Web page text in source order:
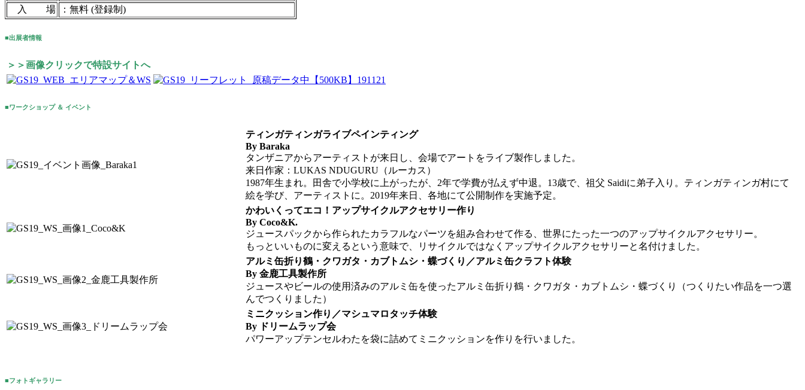
入 場
：無料 (登録制)
■出展者情報
＞＞画像クリックで特設サイトへ
■ワークショップ ＆ イベント
ティンガティンガライブペインティング
By Baraka
タンザニアからアーティストが来日し、会場でアートをライブ製作しました。
来日作家：LUKAS NDUGURU（ルーカス）
1987年生まれ。田舎で小学校に上がったが、2年で学費が払えず中退。13歳で、祖父 Saidiに弟子入り。ティンガティンガ村にて
絵を学び、アーティストに。2019年来日、各地にて公開制作を実施予定。
かわいくってエコ！アップサイクルアクセサリー作り
By Coco&K.
ジュースパックから作られたカラフルなパーツを組み合わせて作る、世界にたった一つのアップサイクルアクセサリー。
もっといいものに変えるという意味で、リサイクルではなくアップサイクルアクセサリーと名付けました。
アルミ缶折り鶴・クワガタ・カブトムシ・蝶づくり／アルミ缶クラフト体験
By 金鹿工具製作所
ジュースやビールの使用済みのアルミ缶を使ったアルミ缶折り鶴・クワガタ・カブトムシ・蝶づくり（つくりたい作品を一つ選
んでつくりました）
ミニクッション作り／マシュマロタッチ体験
By ドリームラップ会
パワーアップテンセルわたを袋に詰めてミニクッションを作りを行いました。
■フォトギャラリー